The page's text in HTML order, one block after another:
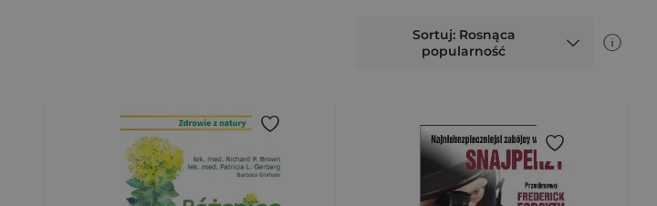
Sortuj: Rosnąca
popularność